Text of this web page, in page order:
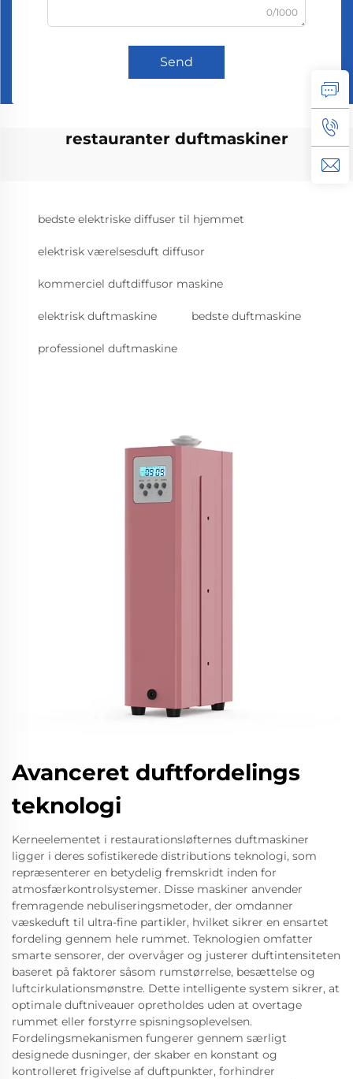
0/1000
Send
restauranter duftmaskiner
bedste elektriske diffuser til hjemmet
elektrisk værelsesduft diffusor
kommerciel duftdiffusor maskine
elektrisk duftmaskine bedste duftmaskine
professionel duftmaskine
Avanceret duftfordelings
teknologi
Kerneelementet i restaurationsløfternes duftmaskiner
ligger i deres sofistikerede distributions teknologi, som
repræsenterer en betydelig fremskridt inden for
atmosfærkontrolsystemer. Disse maskiner anvender
fremragende nebuliseringsmetoder, der omdanner
væskeduft til ultra-fine partikler, hvilket sikrer en ensartet
fordeling gennem hele rummet. Teknologien omfatter
smarte sensorer, der overvåger og justerer duftintensiteten
baseret på faktorer såsom rumstørrelse, besættelse og
luftcirkulationsmønstre. Dette intelligente system sikrer, at
optimale duftniveauer opretholdes uden at overtage
rummet eller forstyrre spisningsoplevelsen.
Fordelingsmekanismen fungerer gennem særligt
designede dusninger, der skaber en konstant og
kontrolleret frigivelse af duftpunkter, forhindrer